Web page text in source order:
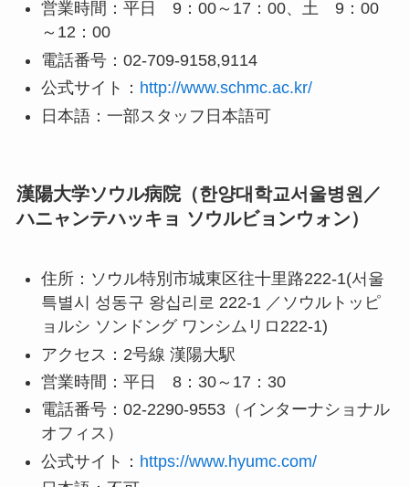
営業時間：平日 9：00～17：00、土 9：00
～12：00
電話番号：02-709-9158,9114
公式サイト： http://www.schmc.ac.kr/
日本語：一部スタッフ日本語可
漢陽大学ソウル病院（한양대학교서울병원／
ハニャンテハッキョ ソウルビョンウォン）
住所：ソウル特別市城東区往十里路222-1(서울
특별시 성동구 왕십리로 222-1 ／ソウルトッピ
ョルシ ソンドング ワンシムリロ222-1)
アクセス：2号線 漢陽大駅
営業時間：平日 8：30～17：30
電話番号：02-2290-9553（インターナショナル
オフィス）
公式サイト： https://www.hyumc.com/